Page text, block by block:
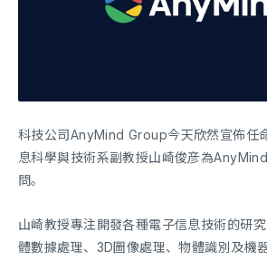
科技公司AnyMind Group今天欣然宣佈任
息科學與技術系副教授山崎俊彦為
問。
山崎教授專注開發各種電子信息技術的研
體數據處理、3D圖像處理、物體識別及機